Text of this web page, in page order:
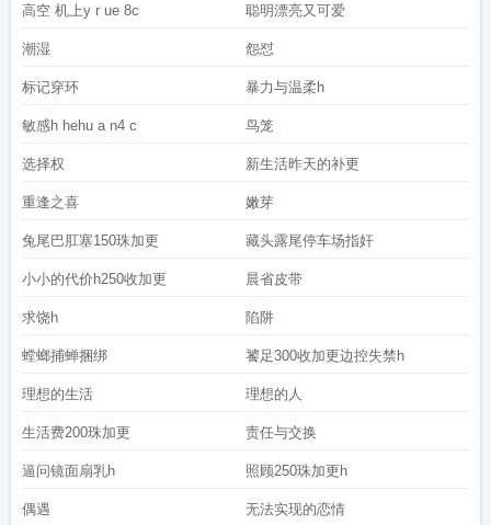
高空 机上y r ue 8c 聪明漂亮又可爱
潮湿 怨怼
标记穿环 暴力与温柔h
敏感h hehu a n4 c 鸟笼
选择权 新生活昨天的补更
重逢之喜 嫩芽
兔尾巴肛塞150珠加更 藏头露尾停车场指奸
小小的代价h250收加更 晨省皮带
求饶h 陷阱
螳螂捕蝉捆绑 饕足300收加更边控失禁h
理想的生活 理想的人
生活费200珠加更 责任与交换
逼问镜面扇乳h 照顾250珠加更h
偶遇 无法实现的恋情